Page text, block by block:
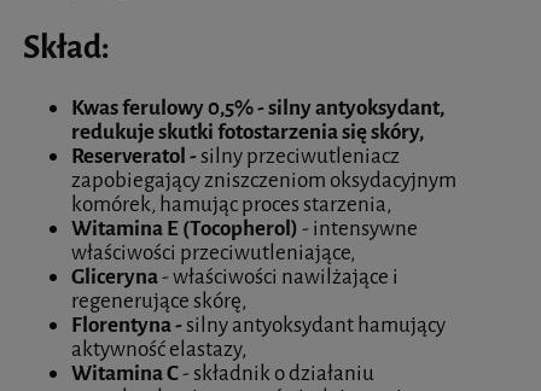
Skład:
Kwas ferulowy 0,5% - silny antyoksydant,
redukuje skutki fotostarzenia się skóry,
Reserveratol -silny przeciwutleniacz
zapobiegający zniszczeniom oksydacyjnym
komórek, hamując proces starzenia,
Witamina E (Tocopherol)- intensywne
właściwości przeciwutleniające,
Gliceryna- właściwości nawilżające i
regenerujące skórę,
Florentyna -silny antyoksydant hamujący
aktywność elastazy,
Witamina C- składnik o działaniu